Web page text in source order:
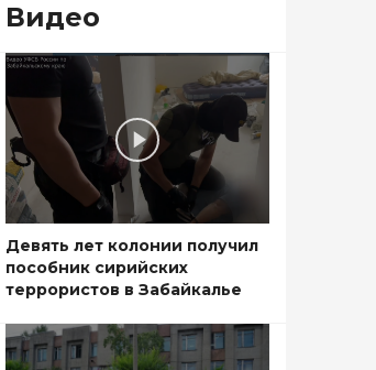
Видео
Девять лет колонии получил
пособник сирийских
террористов в Забайкалье